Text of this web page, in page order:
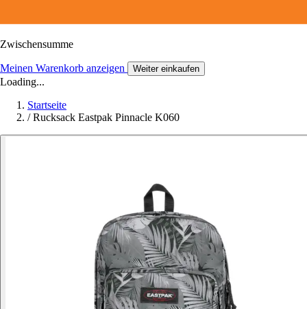
Zwischensumme
Meinen Warenkorb anzeigen Weiter einkaufen
Loading...
Startseite
/ Rucksack Eastpak Pinnacle K060